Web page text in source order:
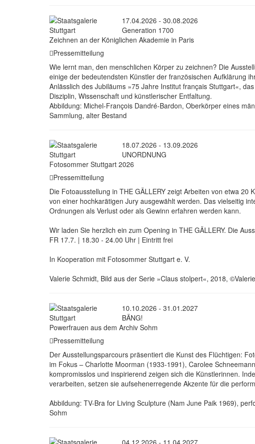
17.04.2026 - 30.08.2026
Generation 1700
Zeichnen an der Königlichen Akademie in Paris
Pressemitteilung
Wie lernt man, den menschlichen Körper zu zeichnen? Die
einige der bedeutendsten Künstler der französischen Aufklärung
Anlässlich des Jubiläums »75 Jahre Institut français Stuttgart«,
Disziplin, Wissenschaft und künstlerischer Entfaltung.
Abbildung: Michel-François Dandré-Bardon, Oberkörper eines
Sammlung, alter Bestand
18.07.2026 - 13.09.2026
UNORDNUNG
Fotosommer Stuttgart 2026
Pressemitteilung
Die Fotoausstellung in THE GÄLLERY zeigt Arbeiten von etwa
von einer hochkarätigen Jury ausgewählt werden. Das vielseitig
Ordnungen als Verlust oder als Gewinn erfahren werden kann.
Wir laden Sie herzlich ein zum Opening in THE GÄLLERY. Die
FR 17.7. | 18.30 - 24.00 Uhr | Eintritt frei
In Kooperation mit Fotosommer Stuttgart e. V.
Valerie Schmidt, Bild aus der Serie »Claus stolpert«, 2018,
10.10.2026 - 31.01.2027
BÄNG!
Powerfrauen aus dem Archiv Sohm
Pressemitteilung
Der Ausstellungsparcours präsentiert die Kunst des Flüchtigen:
im Fokus – Charlotte Moorman (1933-1991), Carolee
kompromisslos und inspirierend zeigen sich die Künstlerinnen.
verarbeiten, setzen sie aufsehenerregende Akzente für die
Abbildung: TV-Bra for Living Sculpture (Nam June Paik 1969),
Sohm